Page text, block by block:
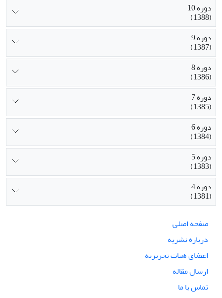
دوره 10
(1388)
دوره 9
(1387)
دوره 8
(1386)
دوره 7
(1385)
دوره 6
(1384)
دوره 5
(1383)
دوره 4
(1381)
صفحه اصلی
درباره نشریه
اعضای هیات تحریریه
ارسال مقاله
تماس با ما